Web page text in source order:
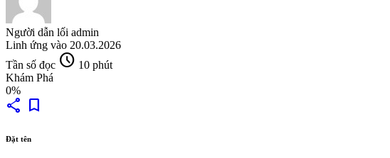
Người dẫn lối admin
Linh ứng vào 20.03.2026
Tần số đọc schedule 10 phút
Khám Phá
0%
share bookmark
Đặt tên